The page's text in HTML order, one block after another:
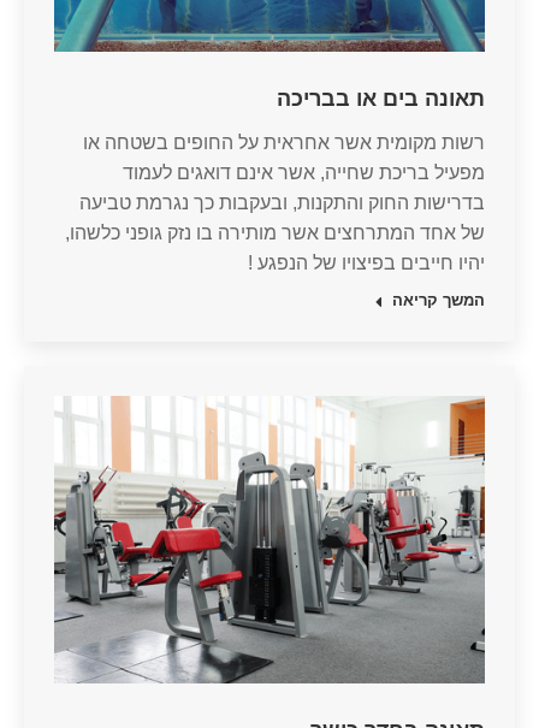
תאונה בים או בבריכה
רשות מקומית אשר אחראית על החופים בשטחה או
מפעיל בריכת שחייה, אשר אינם דואגים לעמוד
בדרישות החוק והתקנות, ובעקבות כך נגרמת טביעה
של אחד המתרחצים אשר מותירה בו נזק גופני כלשהו,
יהיו חייבים בפיצויו של הנפגע !
המשך קריאה